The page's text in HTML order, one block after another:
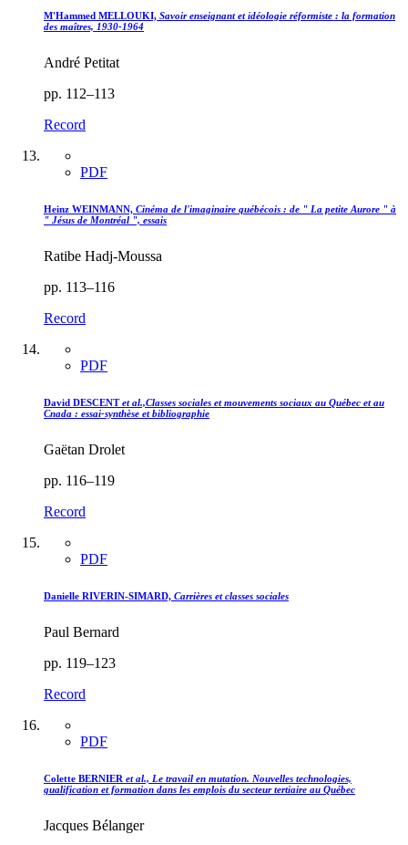
M'Hammed MELLOUKI, Savoir enseignant et idéologie réformiste : la formation
des maîtres, 1930-1964
André Petitat
pp. 112–113
Record
PDF
Heinz WEINMANN, Cinéma de l'imaginaire québécois : de " La petite Aurore " à
" Jésus de Montréal ", essais
Ratibe Hadj-Moussa
pp. 113–116
Record
PDF
David DESCENTet al.,Classes sociales et mouvements sociaux au Québec et au
Cnada : essai-synthèse et bibliographie
Gaëtan Drolet
pp. 116–119
Record
PDF
Danielle RIVERIN-SIMARD, Carrières et classes sociales
Paul Bernard
pp. 119–123
Record
PDF
Colette BERNIER et al., Le travail en mutation. Nouvelles technologies,
qualification et formation dans les emplois du secteur tertiaire au Québec
Jacques Bélanger